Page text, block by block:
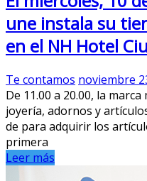
une instala su
en el NH Hotel
Te contamos noviembre
De 11.00 a 20.00, la
joyería, adornos y
de para adquirir los
primera
Leer más